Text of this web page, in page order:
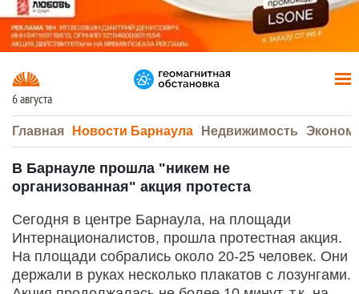
6 августа
Главная Новости Барнаула Недвижимость
В Барнауле прошла "никем не
организованная" акция протеста
Сегодня в центре Барнаула, на площади
Интернационалистов, прошла протестная акция.
На площади собрались около 20-25 человек. Они
держали в руках несколько плакатов с лозунгами.